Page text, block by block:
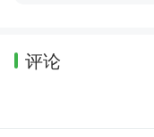
评论